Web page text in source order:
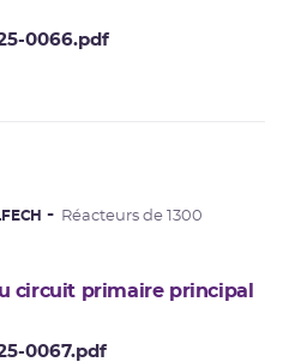
0066.pdf
Réacteurs de 1300
circuit primaire principal
0067.pdf